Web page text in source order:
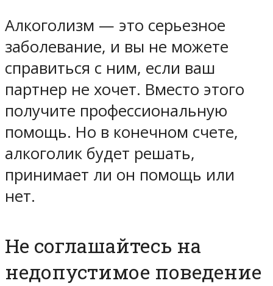
Алкоголизм — это серьезное
заболевание, и вы не можете
справиться с ним, если ваш
партнер не хочет. Вместо этого
получите профессиональную
помощь. Но в конечном счете,
алкоголик будет решать,
принимает ли он помощь или
нет.
Не соглашайтесь на
недопустимое поведение